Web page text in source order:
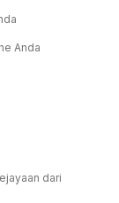
Anda
dari